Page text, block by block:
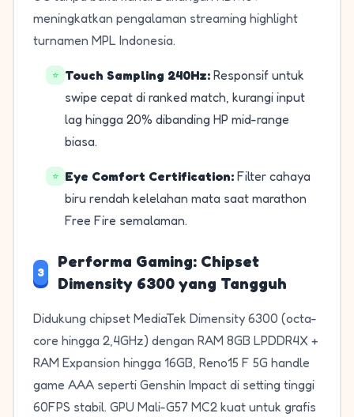
meningkatkan pengalaman streaming highlight
turnamen MPL Indonesia.
⭐ Touch Sampling 240Hz: Responsif untuk
swipe cepat di ranked match, kurangi input
lag hingga 20% dibanding HP mid-range
biasa.
⭐ Eye Comfort Certification: Filter cahaya
biru rendah kelelahan mata saat marathon
Free Fire semalaman.
3
Performa Gaming: Chipset
Dimensity 6300 yang Tangguh
Didukung chipset MediaTek Dimensity 6300 (octa-
core hingga 2,4GHz) dengan RAM 8GB LPDDR4X +
RAM Expansion hingga 16GB, Reno15 F 5G handle
game AAA seperti Genshin Impact di setting tinggi
60FPS stabil. GPU Mali-G57 MC2 kuat untuk grafis